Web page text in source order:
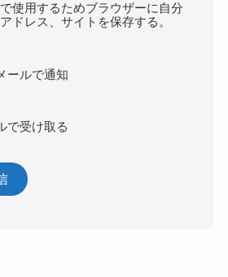
使用するためブラウザーに自分
ドレス、サイトを保存する。
ールで通知
で受け取る